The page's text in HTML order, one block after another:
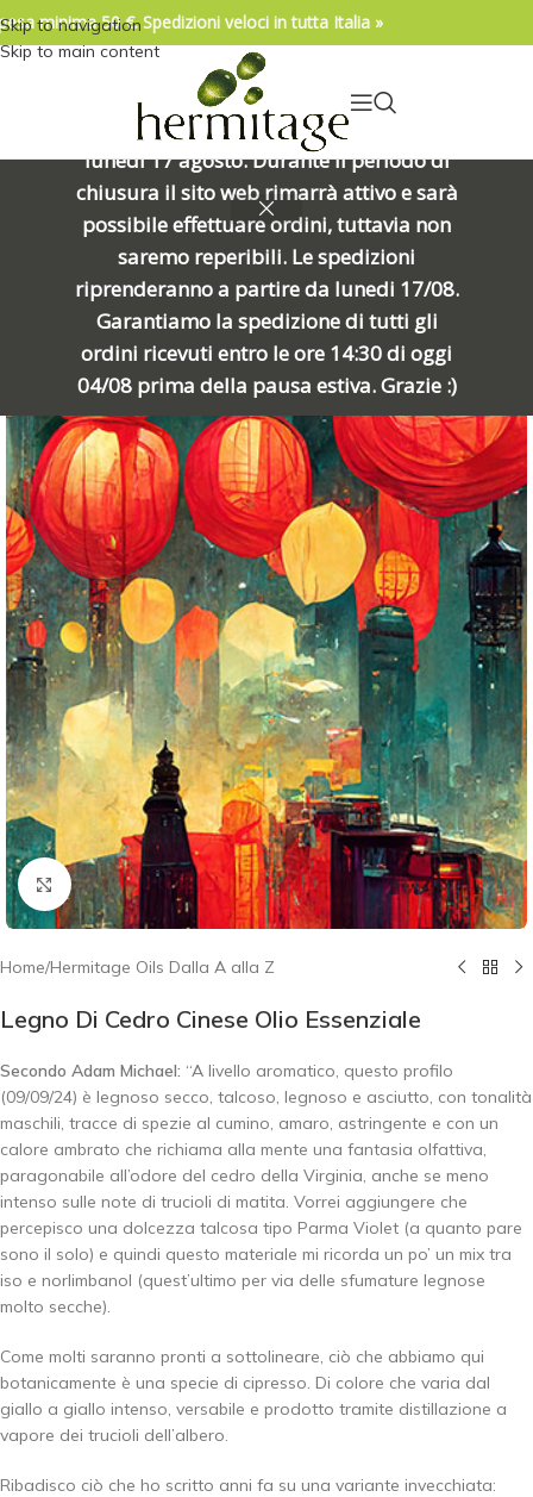
04/08/2026. IMPORTANTE, SI PREGA DI
LEGGERE: Venerdì 7 agosto alle ore
15:00 chiuderemo per una meritata
pausa e riapriremo alle ore 8:00 di
lunedì 17 agosto. Durante il periodo di
chiusura il sito web rimarrà attivo e sarà
possibile effettuare ordini, tuttavia non
saremo reperibili. Le spedizioni
riprenderanno a partire da lunedi 17/08.
Garantiamo la spedizione di tutti gli
ordini ricevuti entro le ore 14:30 di oggi
04/08 prima della pausa estiva. Grazie :)
Skip to navigation
Skip to main content
minima 50 €. Spedizioni veloci in tutta Italia »
Click to enlarge
Home/Hermitage Oils Dalla A alla Z
Legno Di Cedro Cinese Olio Essenziale
Secondo Adam Michael: “A livello aromatico, questo profilo
(09/09/24) è legnoso secco, talcoso, legnoso e asciutto, con tonalità
maschili, tracce di spezie al cumino, amaro, astringente e con un
calore ambrato che richiama alla mente una fantasia olfattiva,
paragonabile all’odore del cedro della Virginia, anche se meno
intenso sulle note di trucioli di matita. Vorrei aggiungere che
percepisco una dolcezza talcosa tipo Parma Violet (a quanto pare
sono il solo) e quindi questo materiale mi ricorda un po’ un mix tra
iso e norlimbanol (quest’ultimo per via delle sfumature legnose
molto secche).
Come molti saranno pronti a sottolineare, ciò che abbiamo qui
botanicamente è una specie di cipresso. Di colore che varia dal
giallo a giallo intenso, versabile e prodotto tramite distillazione a
vapore dei trucioli dell’albero.
Ribadisco ciò che ho scritto anni fa su una variante invecchiata: